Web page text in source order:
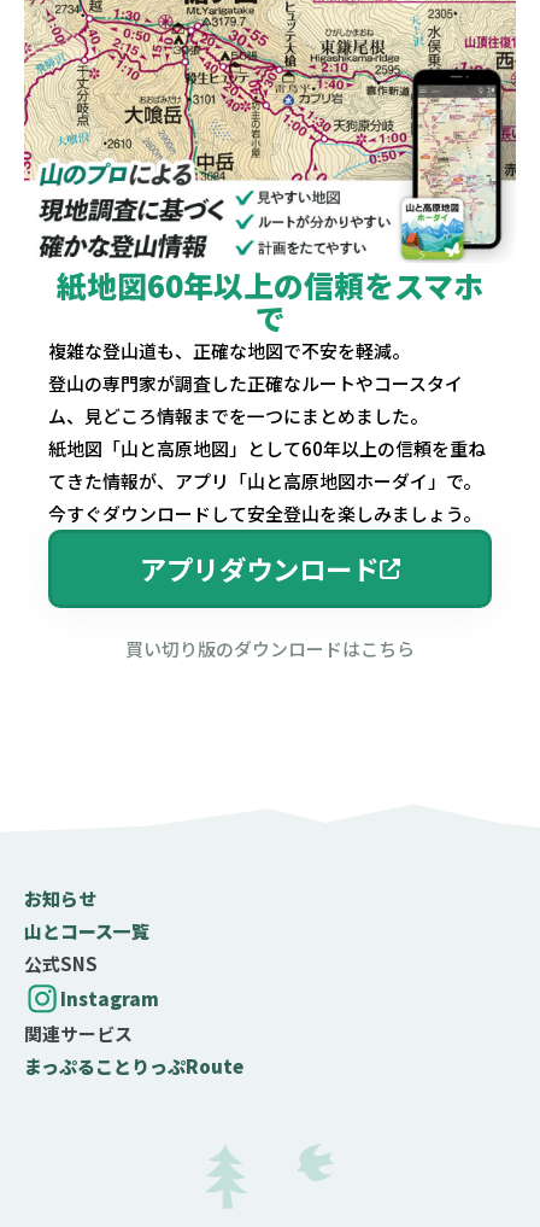
紙地図60年以上の信頼をスマホ
で
複雑な登山道も、正確な地図で不安を軽減。
登山の専門家が調査した正確なルートやコースタイ
ム、見どころ情報までを一つにまとめました。
紙地図「山と高原地図」として60年以上の信頼を重ね
てきた情報が、アプリ「山と高原地図ホーダイ」で。
今すぐダウンロードして安全登山を楽しみましょう。
アプリダウンロード
買い切り版のダウンロードはこちら
お知らせ
山とコース一覧
公式SNS
Instagram
関連サービス
まっぷることりっぷRoute